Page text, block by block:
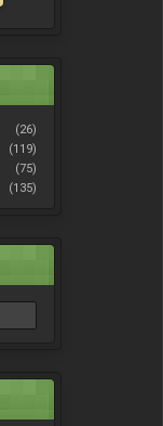
(26)
(119)
(75)
(135)